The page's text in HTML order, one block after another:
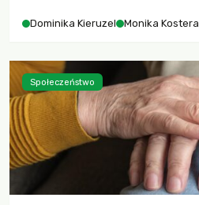
Dominika Kieruzel Monika Kostera
Społeczeństwo